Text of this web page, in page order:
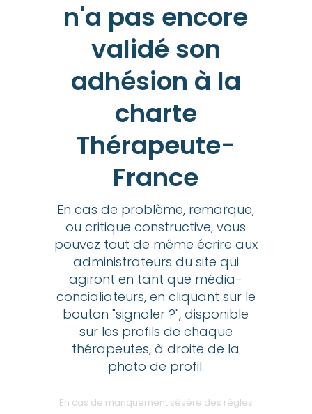
n'a pas encore
validé son
adhésion à la
charte
Thérapeute-
France
En cas de problème, remarque,
ou critique constructive, vous
pouvez tout de même écrire aux
administrateurs du site qui
agiront en tant que média-
concialiateurs, en cliquant sur le
bouton "signaler ?", disponible
sur les profils de chaque
thérapeutes, à droite de la
photo de profil.
En cas de manquement sévère des règles